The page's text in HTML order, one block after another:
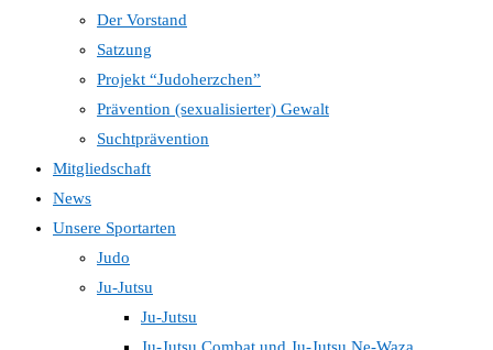
Der Vorstand
Satzung
Projekt “Judoherzchen”
Prävention (sexualisierter) Gewalt
Suchtprävention
Mitgliedschaft
News
Unsere Sportarten
Judo
Ju-Jutsu
Ju-Jutsu